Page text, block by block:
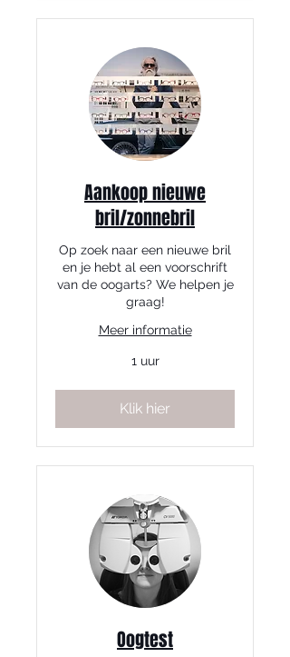
Aankoop nieuwe
bril/zonnebril
Op zoek naar een nieuwe bril
en je hebt al een voorschrift
van de oogarts? We helpen je
graag!
Meer informatie
1 uur
Klik hier
Oogtest